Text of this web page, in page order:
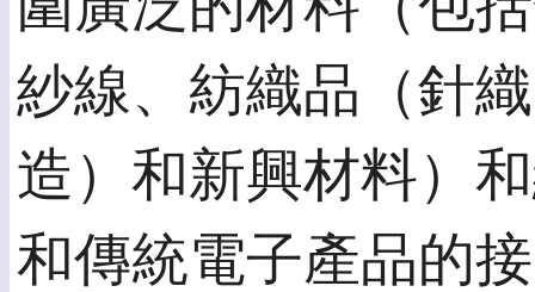
紗線、紡織品（針
造）和新興材料）
和傳統電子產品的